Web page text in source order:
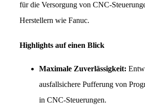
für die Versorgung von CNC-
Herstellern wie Fanuc.
Highlights auf einen Blick
Maximale Zuverlässigkeit:
ausfallsichere Pufferung von
in CNC-Steuerungen.